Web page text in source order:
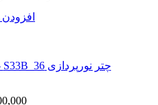
چتر نورپردازی S33B_36 – تک لایه با قطر 90 سانتی‌متر